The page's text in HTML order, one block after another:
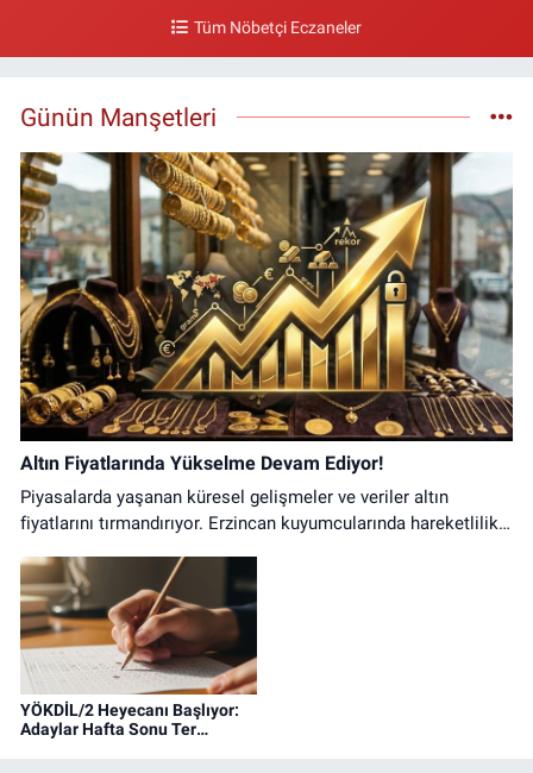
Gazi Eczanesi
0 (446) 212 10 20
Tüm Nöbetçi Eczaneler
Günün Manşetleri
Altın Fiyatlarında Yükselme Devam Ediyor!
Piyasalarda yaşanan küresel gelişmeler ve veriler altın
fiyatlarını tırmandırıyor. Erzincan kuyumcularında hareketlilik
YÖKDİL/2 Heyecanı Başlıyor:
Adaylar Hafta Sonu Ter